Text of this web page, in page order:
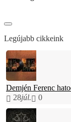
Legújabb cikkeink
Demjén Ferenc
28júl. 0